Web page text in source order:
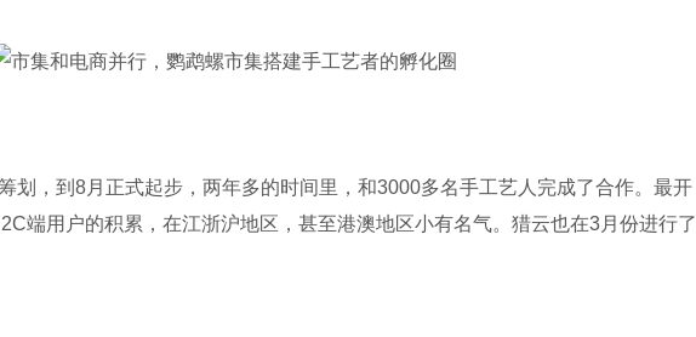
划，到8月正式起步，两年多的时间里，和3000多名手工艺人完成了合作。最开
端用户的积累，在江浙沪地区，甚至港澳地区小有名气。猎云也在3月份进行了